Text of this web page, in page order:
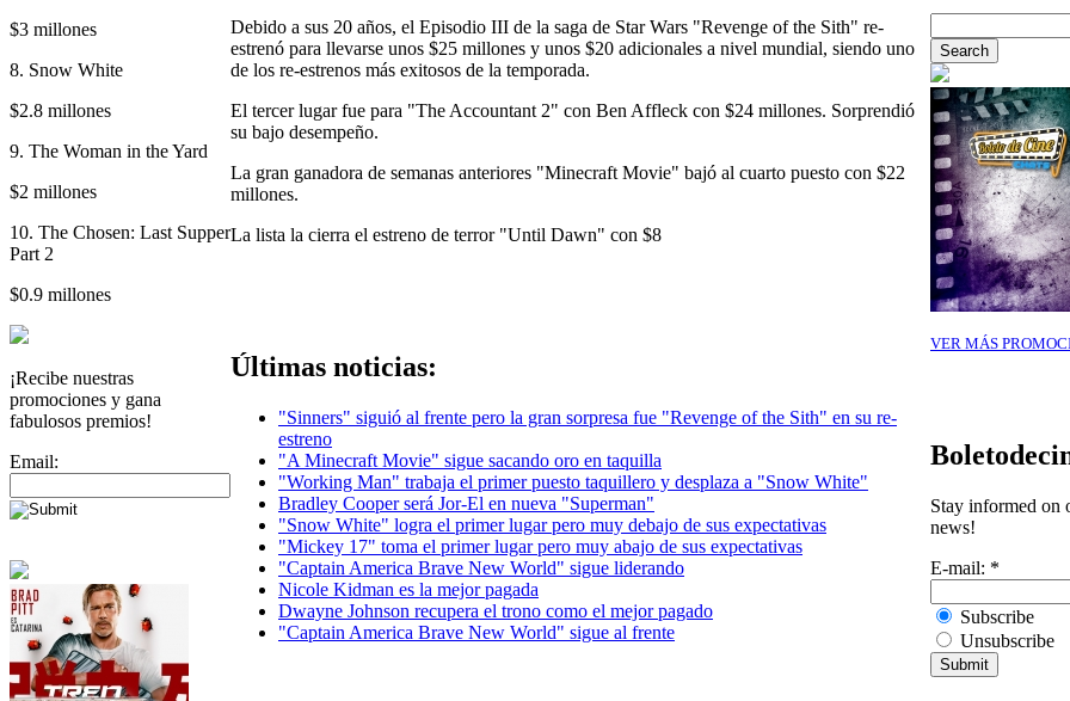
$3 millones
8. Snow White
$2.8 millones
9. The Woman in the Yard
$2 millones
10. The Chosen: Last Supper
Part 2
$0.9 millones
¡Recibe nuestras
promociones y gana
fabulosos premios!
Email:
Debido a sus 20 años, el Episodio III de la saga de Star Wars "Revenge of the Sith" re-
estrenó para llevarse unos $25 millones y unos $20 adicionales a nivel mundial, siendo uno
de los re-estrenos más exitosos de la temporada.
El tercer lugar fue para "The Accountant 2" con Ben Affleck con $24 millones. Sorprendió
su bajo desempeño.
La gran ganadora de semanas anteriores "Minecraft Movie" bajó al cuarto puesto con $22
millones.
La lista la cierra el estreno de terror "Until Dawn" con $8
Últimas noticias:
"Sinners" siguió al frente pero la gran sorpresa fue "Revenge of the Sith" en su re-
estreno
"A Minecraft Movie" sigue sacando oro en taquilla
"Working Man" trabaja el primer puesto taquillero y desplaza a "Snow White"
Bradley Cooper será Jor-El en nueva "Superman"
"Snow White" logra el primer lugar pero muy debajo de sus expectativas
"Mickey 17" toma el primer lugar pero muy abajo de sus expectativas
"Captain America Brave New World" sigue liderando
Nicole Kidman es la mejor pagada
Dwayne Johnson recupera el trono como el mejor pagado
"Captain America Brave New World" sigue al frente
VER MÁS
Stay informed on
news!
E-mail: *
Subscribe
Unsubscribe